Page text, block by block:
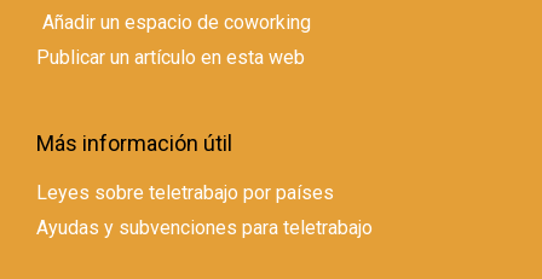
Añadir un espacio de coworking
Publicar un artículo en esta web
Más información útil
Leyes sobre teletrabajo por países
Ayudas y subvenciones para teletrabajo